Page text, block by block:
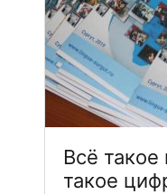
Всё такое
такое